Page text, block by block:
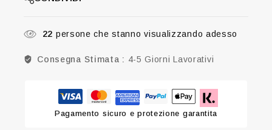
22 persone che stanno visualizzando adesso
Consegna Stimata : 4-5 Giorni Lavorativi
Pagamento sicuro e protezione garantita